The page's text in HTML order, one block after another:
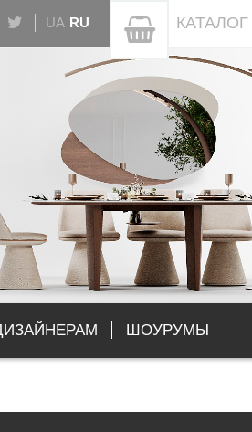
UA RU КАТАЛОГ
ШОУРУМЫ